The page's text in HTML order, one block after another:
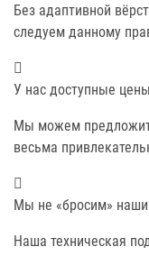
Без адаптивной
следуем данному
У нас доступные цены
Мы можем
весьма
Мы не «бросим»
Наша техническая